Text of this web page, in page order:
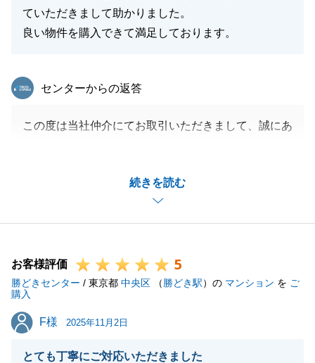
ていただきまして助かりました。
良い物件を購入できて満足しております。
続きを読む
東急リバブル
センターからの返答
この度は当社仲介にてお取引いただきまして、誠にあ
たこと、改めて御礼申し上げます。
今後もお困りのことがございましたら、お気軽にお申
し付けくださいませ。
お客様評価 5
勝どきセンター / 東京都 中央区 （ 勝どき駅）の マンション を ご
購入
F様
F様 2025年11月2日
とても丁寧にご対応いただきました